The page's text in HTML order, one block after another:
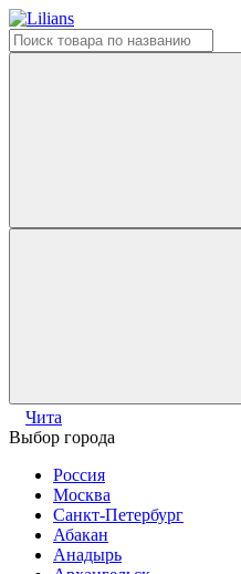
Чита
Выбор города
Россия
Москва
Санкт-Петербург
Абакан
Анадырь